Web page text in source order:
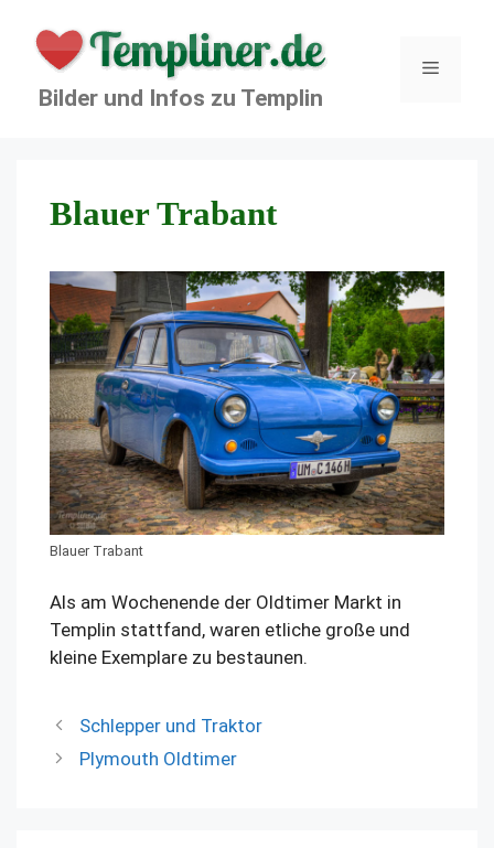
Inhalt
springen
Bilder und Infos zu Templin
Menü
Blauer Trabant
Blauer Trabant
Als am Wochenende der Oldtimer Markt in
Templin stattfand, waren etliche große und
kleine Exemplare zu bestaunen.
Schlepper und Traktor
Plymouth Oldtimer